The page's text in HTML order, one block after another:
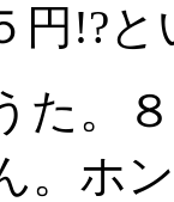
円!?
た。
。ホ